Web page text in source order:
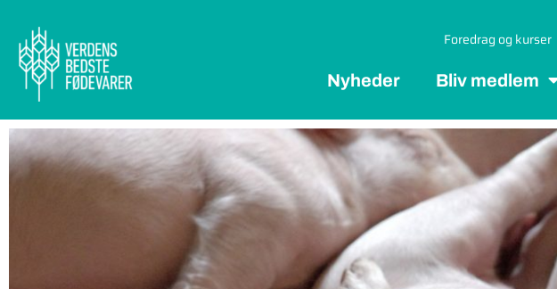
Foredrag og kurser
Nyheder Bliv medlem